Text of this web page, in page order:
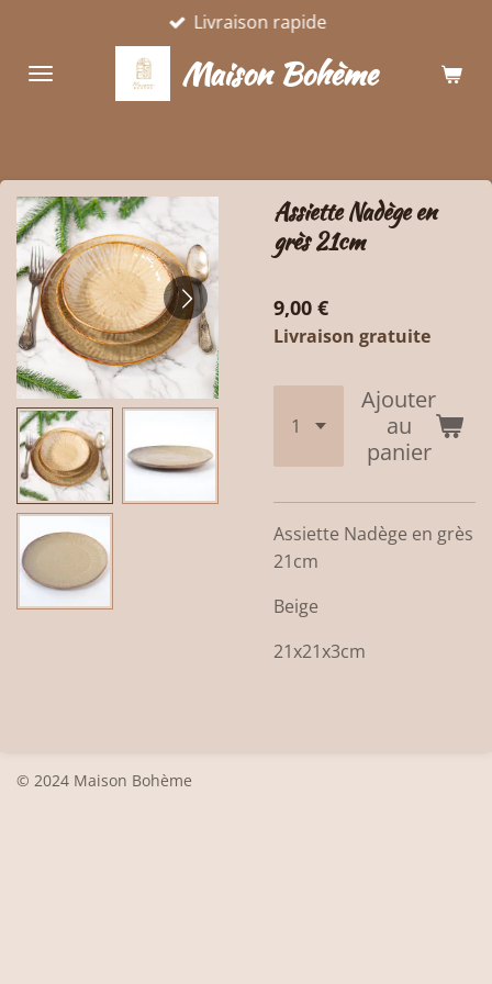
contenu
Maison Bohème
Livraison rapide
Assiette Nadège en
grès 21cm
9,00 €
Livraison gratuite
Ajouter
au
panier
Assiette Nadège en grès
21cm
Beige
21x21x3cm
© 2024 Maison Bohème